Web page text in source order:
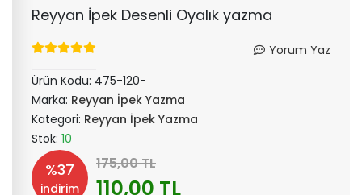
Reyyan İpek Desenli Oyalık yazma
Yorum Yaz
Ürün Kodu: 475-120-
Marka: Reyyan İpek Yazma
Kategori: Reyyan İpek Yazma
Stok: 10
%37
indirim
175,00 TL
110,00 TL